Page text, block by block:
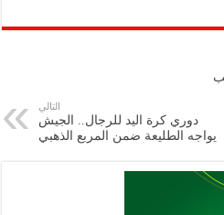
at
p
p
gr
ai
ar
التالي
دوري كرة اليد للرجال.. الجيش
يواجه الطليعة ضمن المربع الذهبي